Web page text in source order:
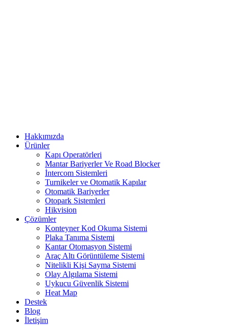
Hakkımızda
Ürünler
Kapı Operatörleri
Mantar Bariyerler Ve Road Blocker
İntercom Sistemleri
Turnikeler ve Otomatik Kapılar
Otomatik Bariyerler
Otopark Sistemleri
Hikvision
Çözümler
Konteyner Kod Okuma Sistemi
Plaka Tanıma Sistemi
Kantar Otomasyon Sistemi
Araç Altı Görüntüleme Sistemi
Nitelikli Kişi Sayma Sistemi
Olay Algılama Sistemi
Uykucu Güvenlik Sistemi
Heat Map
Destek
Blog
İletişim